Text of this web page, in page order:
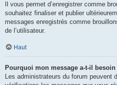
Il vous permet d’enregistrer comme
souhaitez finaliser et publier
messages enregistrés comme
de l’utilisateur.
Haut
Pourquoi mon message a-t-il besoin
Les administrateurs du forum peuvent